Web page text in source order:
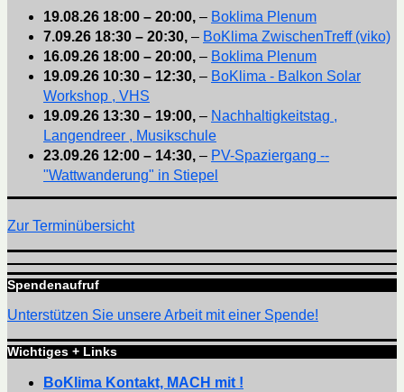
19.08.26 18:00 – 20:00, – Boklima Plenum
7.09.26 18:30 – 20:30, – BoKlima ZwischenTreff (viko)
16.09.26 18:00 – 20:00, – Boklima Plenum
19.09.26 10:30 – 12:30, – BoKlima - Balkon Solar
Workshop , VHS
19.09.26 13:30 – 19:00, – Nachhaltigkeitstag ,
Langendreer , Musikschule
23.09.26 12:00 – 14:30, – PV-Spaziergang --
"Wattwanderung" in Stiepel
Zur Terminübersicht
Spendenaufruf
Unterstützen Sie unsere Arbeit mit einer Spende!
Wichtiges + Links
BoKlima Kontakt, MACH mit !